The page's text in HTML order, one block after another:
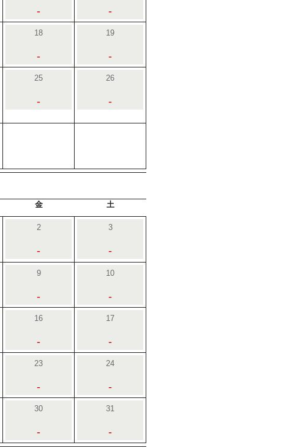
- -
18
-
19
-
25
-
26
-
金 土
2
-
3
-
9
-
10
-
16
-
17
-
23
-
24
-
30
-
31
-